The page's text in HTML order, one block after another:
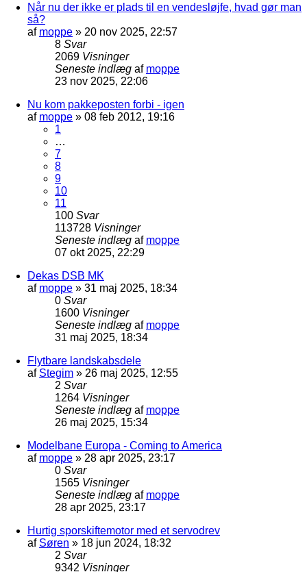
Når nu der ikke er plads til en vendesløjfe, hvad gør man
så?
af moppe » 20 nov 2025, 22:57
8 Svar
2069 Visninger
Seneste indlæg af moppe
23 nov 2025, 22:06
Nu kom pakkeposten forbi - igen
af moppe » 08 feb 2012, 19:16
1
…
7
8
9
10
11
100 Svar
113728 Visninger
Seneste indlæg af moppe
07 okt 2025, 22:29
Dekas DSB MK
af moppe » 31 maj 2025, 18:34
0 Svar
1600 Visninger
Seneste indlæg af moppe
31 maj 2025, 18:34
Flytbare landskabsdele
af Stegim » 26 maj 2025, 12:55
2 Svar
1264 Visninger
Seneste indlæg af moppe
26 maj 2025, 15:34
Modelbane Europa - Coming to America
af moppe » 28 apr 2025, 23:17
0 Svar
1565 Visninger
Seneste indlæg af moppe
28 apr 2025, 23:17
Hurtig sporskiftemotor med et servodrev
af Søren » 18 jun 2024, 18:32
2 Svar
9342 Visninger